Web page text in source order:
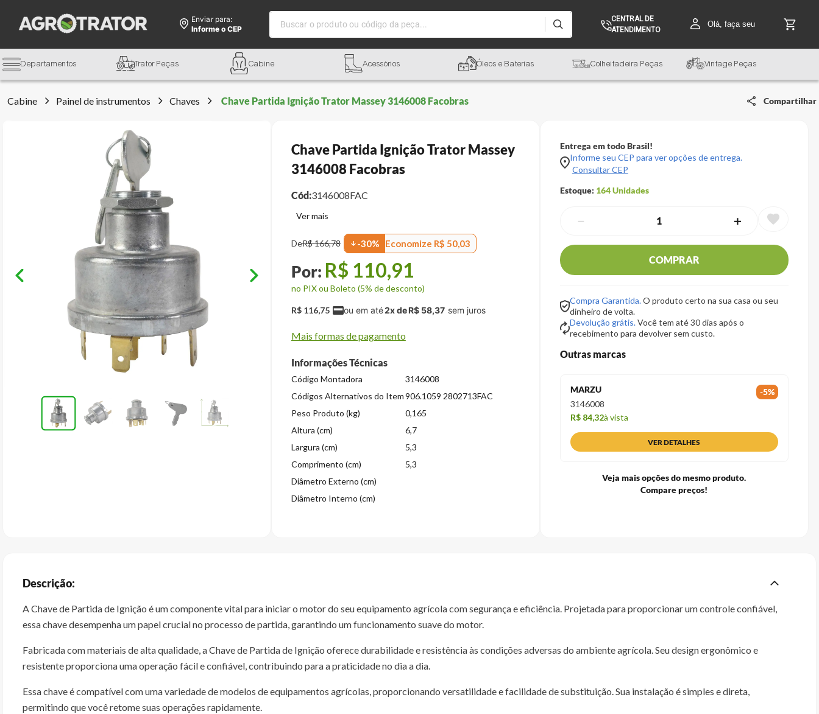
Enviar para:
Informe o CEP
Buscar o produto ou código da peça...
CENTRAL DE
ATENDIMENTO
Olá, faça seu
Departamentos Trator Peças Cabine Acessórios Óleos e Baterias Colheitadeira Peças Vintage Peças
Cabine Painel de instrumentos Chaves Chave Partida Ignição Trator Massey 3146008 Facobras Compartilhar
Chave Partida Ignição Trator Massey
3146008 Facobras
Cód:3146008FAC
DeR$166,78 -30% Economize R$ 50,03
R$ 110,91
no PIX ou Boleto (5% de desconto)
R$ 116,75 2x deR$ 58,37
Mais formas de pagamento
Informações Técnicas
Código Montadora
3146008
Códigos Alternativos do Item906.1059 2802713FAC
Peso Produto (kg)
0,165
Altura (cm)
6,7
Largura (cm)
5,3
Comprimento (cm)
5,3
Diâmetro Externo (cm)
Diâmetro Interno (cm)
Entrega em todo Brasil!
Informe seu CEP para ver opções de entrega.
Consultar CEP
Estoque: 164Unidades
＋
－
COMPRAR
Compra Garantida.O produto certo na sua casa ou seu
dinheiro de volta.
Devolução grátis.Você tem até 30 dias após o
recebimento para devolver sem custo.
Outras marcas
MARZU -5%
3146008
R$ 84,32à vista
VER DETALHES
Veja mais opções do mesmo produto.
Compare preços!
Descrição:
A Chave de Partida de Ignição é um componente vital para iniciar o motor do seu equipamento agrícola com segurança e eficiência. Projetada para proporcionar um controle confiável,
essa chave desempenha um papel crucial no processo de partida, garantindo um funcionamento suave do motor.
Fabricada com materiais de alta qualidade, a Chave de Partida de Ignição oferece durabilidade e resistência às condições adversas do ambiente agrícola. Seu design ergonômico e
resistente proporciona uma operação fácil e confiável, contribuindo para a praticidade no dia a dia.
Essa chave é compatível com uma variedade de modelos de equipamentos agrícolas, proporcionando versatilidade e facilidade de substituição. Sua instalação é simples e direta,
permitindo que você retome suas operações rapidamente.